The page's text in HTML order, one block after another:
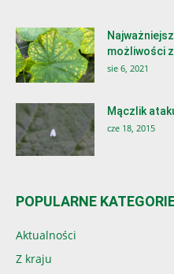
możliwości
sie 6, 2021
Mączlik
cze 18, 2015
POPULARNE
Aktualności
Z kraju